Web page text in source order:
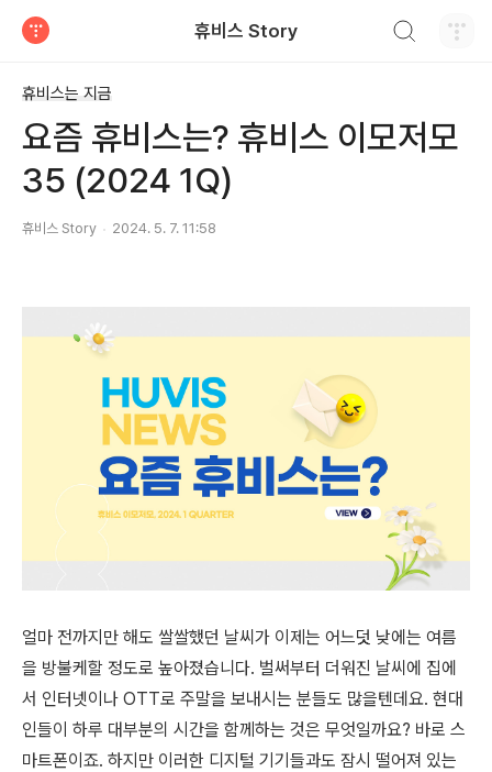
휴비스 Story
휴비스는 지금
요즘 휴비스는? 휴비스 이모저모
35 (2024 1Q)
휴비스 Story 2024. 5. 7. 11:58
얼마 전까지만 해도 쌀쌀했던 날씨가 이제는 어느덧 낮에는 여름
을 방불케할 정도로 높아졌습니다. 벌써부터 더워진 날씨에 집에
서 인터넷이나 OTT로 주말을 보내시는 분들도 많을텐데요. 현대
인들이 하루 대부분의 시간을 함께하는 것은 무엇일까요? 바로 스
마트폰이죠. 하지만 이러한 디지털 기기들과도 잠시 떨어져 있는